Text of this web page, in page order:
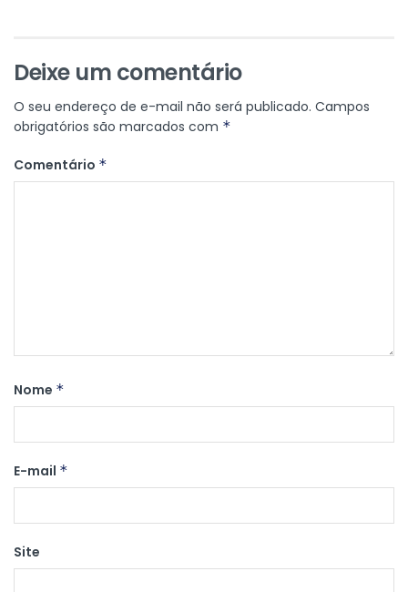
Deixe um comentário
O seu endereço de e-mail não será publicado. Campos
obrigatórios são marcados com *
Comentário *
Nome *
E-mail *
Site